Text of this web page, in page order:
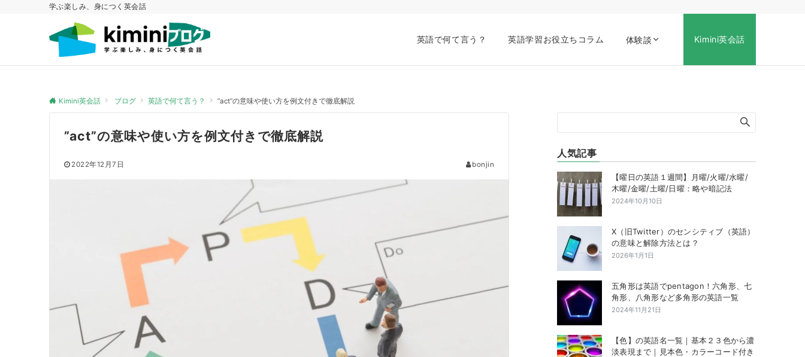
学ぶ楽しみ、身につく英会話
英語で何て言う？ 英語学習お役立ちコラム 体験談 Kimini英会話
Kimini英会話 ブログ 英語で何て言う？ ”act”の意味や使い方を例文付きで徹底解説
”act”の意味や使い方を例文付きで徹底解説
2022年12月7日 bonjin
人気記事
【曜日の英語１週間】月曜/火曜/水曜/
木曜/金曜/土曜/日曜：略や暗記法
2024年10月10日
X（旧Twitter）のセンシティブ（英語）
の意味と解除方法とは？
2026年1月1日
五角形は英語でpentagon！六角形、七
角形、八角形など多角形の英語一覧
2024年11月21日
【色】の英語名一覧｜基本２３色から濃
淡表現まで｜見本色・カラーコード付き